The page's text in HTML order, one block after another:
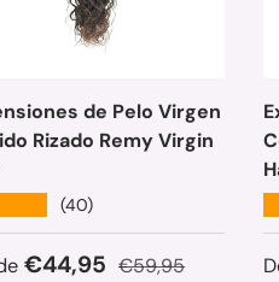
de Pelo Virgen
Rizado Remy Virgin
(40)
de venta
€44,95 Precio normal
€59,95